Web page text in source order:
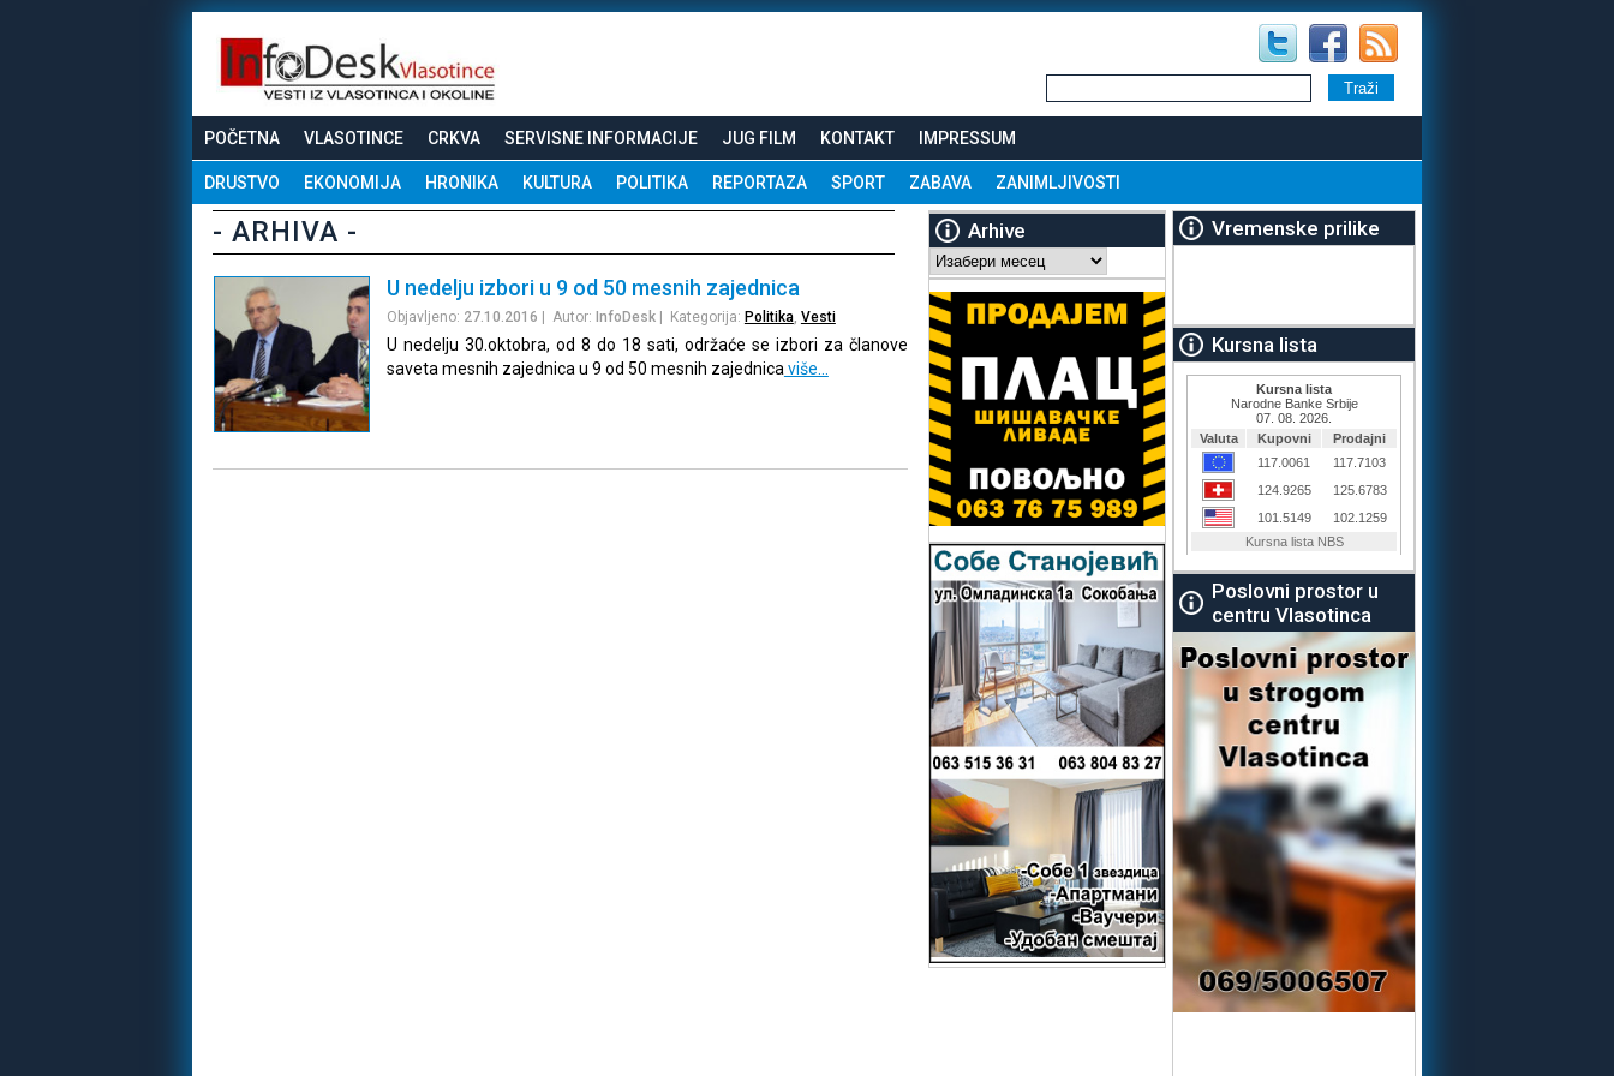
POČETNA VLASOTINCE CRKVA SERVISNE INFORMACIJE JUG FILM KONTAKT IMPRESSUM
DRUSTVO EKONOMIJA HRONIKA KULTURA POLITIKA REPORTAZA SPORT ZABAVA ZANIMLJIVOSTI
- ARHIVA -
U nedelju izbori u 9 od 50 mesnih zajednica
Objavljeno: 27.10.2016 | Autor: InfoDesk| Kategorija: Politika, Vesti
U nedelju 30.oktobra, od 8 do 18 sati, održaće se izbori za članove
saveta mesnih zajednica u 9 od 50 mesnih zajednica više…
Arhive
Arhive
Vremenske prilike
Kursna lista
Poslovni prostor u
centru Vlasotinca